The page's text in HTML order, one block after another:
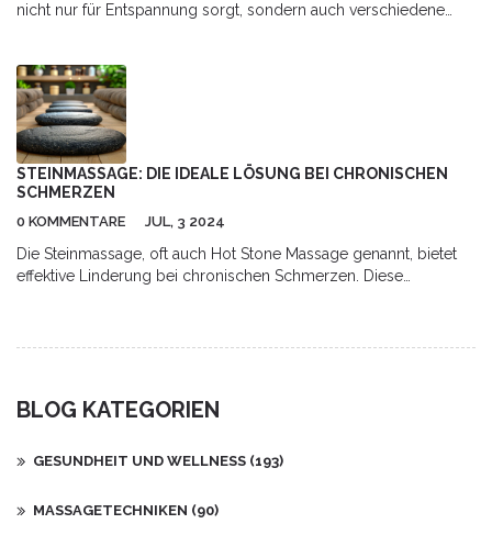
nicht nur für Entspannung sorgt, sondern auch verschiedene
abzubauen und das Wohlbefinden zu steigern. In diesem Artikel
finden Sie nützliche Fakten und Tipps zur Anwendung von
Champissage für den maximalen Nutzen.
STEINMASSAGE: DIE IDEALE LÖSUNG BEI CHRONISCHEN
SCHMERZEN
0 KOMMENTARE JUL, 3 2024
Die Steinmassage, oft auch Hot Stone Massage genannt, bietet
effektive Linderung bei chronischen Schmerzen. Diese
BLOG KATEGORIEN
GESUNDHEIT UND WELLNESS (193)
MASSAGETECHNIKEN (90)